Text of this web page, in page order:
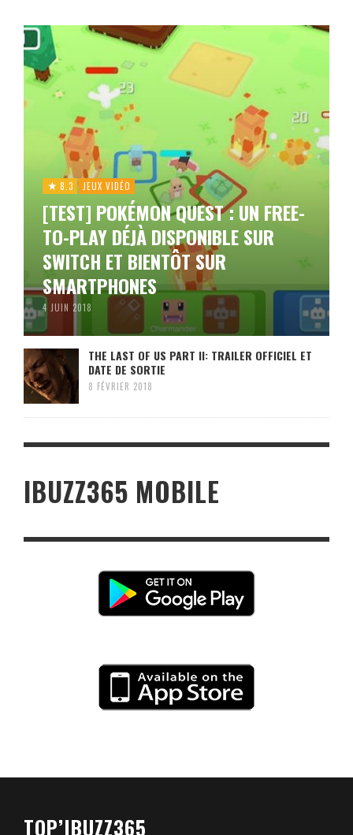
8.3 JEUX VIDÉO
[TEST] POKÉMON QUEST : UN FREE-
TO-PLAY DÉJÀ DISPONIBLE SUR
SWITCH ET BIENTÔT SUR
SMARTPHONES
4 JUIN 2018
THE LAST OF US PART II: TRAILER OFFICIEL ET
DATE DE SORTIE
8 FÉVRIER 2018
IBUZZ365 MOBILE
TOP’IBUZZ365